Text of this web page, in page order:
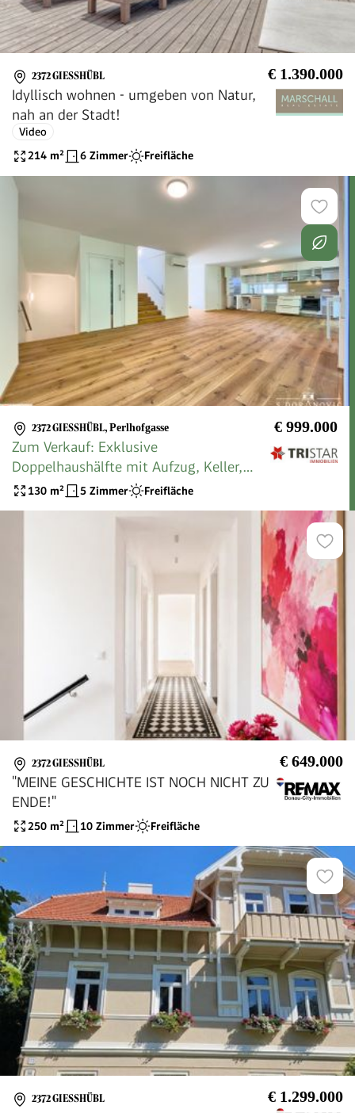
2372 GIESSHÜBL € 1.390.000
Idyllisch wohnen - umgeben von Natur,
nah an der Stadt!
Video
214 m² 6 Zimmer Freifläche
2372 GIESSHÜBL , Perlhofgasse € 999.000
Zum Verkauf: Exklusive
Doppelhaushälfte mit Aufzug, Keller,
Garten & Terrassen in 2372 Gießhübl -
Neubau 2022, sofort bezugsfertig!
130 m² 5 Zimmer Freifläche
2372 GIESSHÜBL € 649.000
"MEINE GESCHICHTE IST NOCH NICHT ZU
ENDE!"
250 m² 10 Zimmer Freifläche
2372 GIESSHÜBL € 1.299.000